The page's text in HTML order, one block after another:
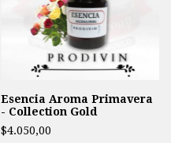
Esencia Aroma Primavera
- Collection Gold
$4.050,00